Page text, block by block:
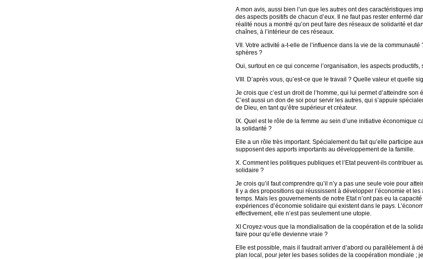
A mon avis, aussi bien l’un que les autres ont des caractéristiques
des aspects positifs de chacun d’eux. Il ne faut pas rester enfermé
réalité nous a montré qu’on peut faire des réseaux de solidarité et
chaînes, à l’intérieur de ces réseaux.
VII. Votre activité a-t-elle de l’influence dans la vie de la
sphères ?
Oui, surtout en ce qui concerne l’organisation, les aspects
VIII. D’après vous, qu’est-ce que le travail ? Quelle valeur et quelle
Je crois que c’est un droit de l’homme, qui lui permet d’atteindre
C’est aussi un don de soi pour servir les autres, qui s’appuie
de Dieu, en tant qu’être supérieur et créateur.
IX. Quel est le rôle de la femme au sein d’une initiative économique
la solidarité ?
Elle a un rôle très important. Spécialement du fait qu’elle participe
supposent des apports importants au développement de la famille.
X. Comment les politiques publiques et l’Etat peuvent-ils contribuer
solidaire ?
Je crois qu’il faut comprendre qu’il n’y a pas une seule voie pour
Il y a des propositions qui réussissent à développer l’économie et
temps. Mais les gouvernements de notre Etat n’ont pas eu la
expériences d’économie solidaire qui existent dans le pays.
effectivement, elle n’est pas seulement une utopie.
XI Croyez-vous que la mondialisation de la coopération et de la
faire pour qu’elle devienne vraie ?
Elle est possible, mais il faudrait arriver d’abord ou parallèlement à
plan local, pour jeter les bases solides de la coopération mondiale ;